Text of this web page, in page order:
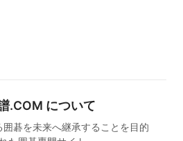
.COM について
碁を未来へ継承することを目的